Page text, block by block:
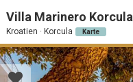
Villa Marinero Korcula
Kroatien · Korcula Karte